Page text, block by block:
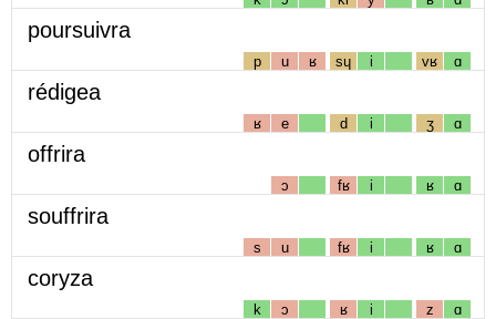
poursuivra
p u ʁ sɥ i vʁ ɑ
rédigea
ʁ e d i ʒ ɑ
offrira
ɔ fʁ i ʁ ɑ
souffrira
s u fʁ i ʁ ɑ
coryza
k ɔ ʁ i z ɑ